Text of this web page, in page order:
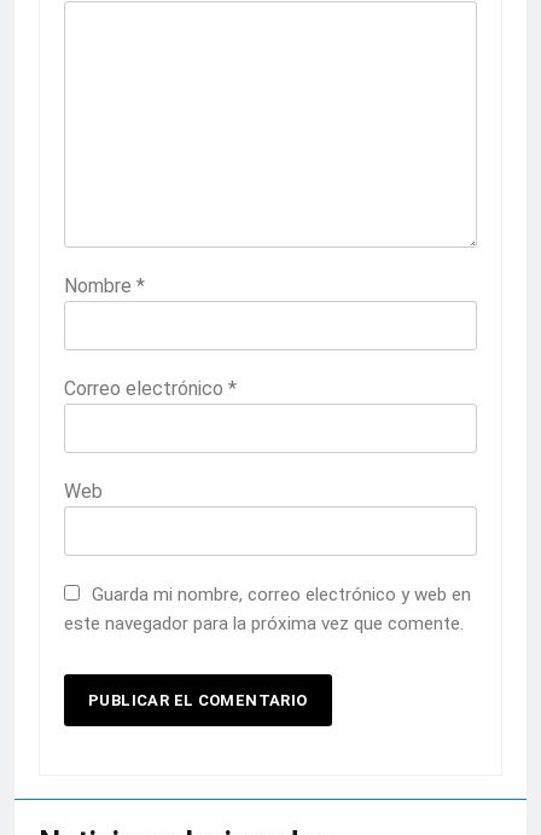
Nombre *
Correo electrónico *
Web
Guarda mi nombre, correo electrónico y web en
este navegador para la próxima vez que comente.